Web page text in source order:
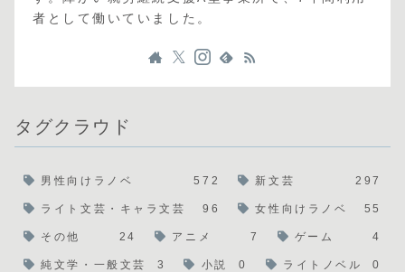
者として働いていました。
タグクラウド
男性向けラノベ 572 新文芸 297
ライト文芸・キャラ文芸 96 女性向けラノベ 55
その他 24 アニメ 7 ゲーム 4
純文学・一般文芸 3 小説 0 ライトノベル 0